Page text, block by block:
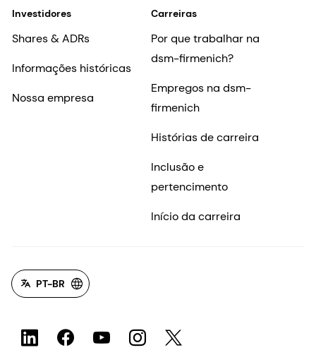
Investidores
Shares & ADRs
Informações históricas
Nossa empresa
Carreiras
Por que trabalhar na
dsm-firmenich?
Empregos na dsm-
firmenich
Histórias de carreira
Inclusão e
pertencimento
Início da carreira
PT-BR